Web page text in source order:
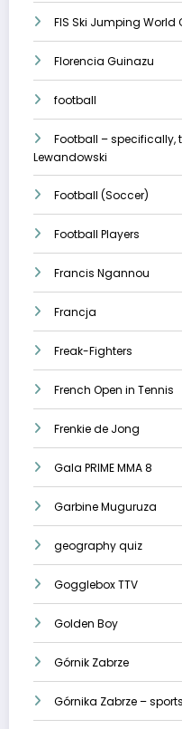
FIS Ski Jumping World
Florencia Guinazu
football
Football – specifically,
Lewandowski
Football (Soccer)
Football Players
Francis Ngannou
Francja
Freak-Fighters
French Open in Tennis
Frenkie de Jong
Gala PRIME MMA 8
Garbine Muguruza
geography quiz
Gogglebox TTV
Golden Boy
Górnik Zabrze
Górnika Zabrze –